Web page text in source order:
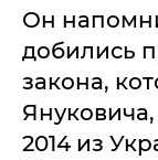
Он
добились
закона,
2014 из